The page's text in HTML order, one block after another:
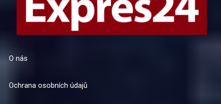
O nás
Ochrana osobních údajů